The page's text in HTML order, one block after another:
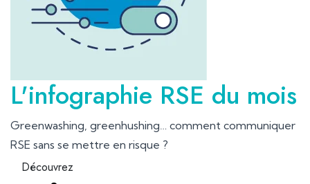
L'infographie RSE du mois
Greenwashing, greenhushing… comment communiquer
RSE sans se mettre en risque ?
Découvrez